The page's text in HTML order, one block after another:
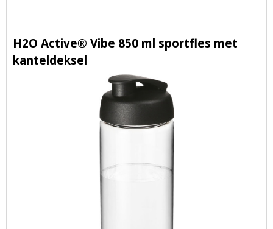
H2O Active® Vibe 850 ml sportfles met
kanteldeksel